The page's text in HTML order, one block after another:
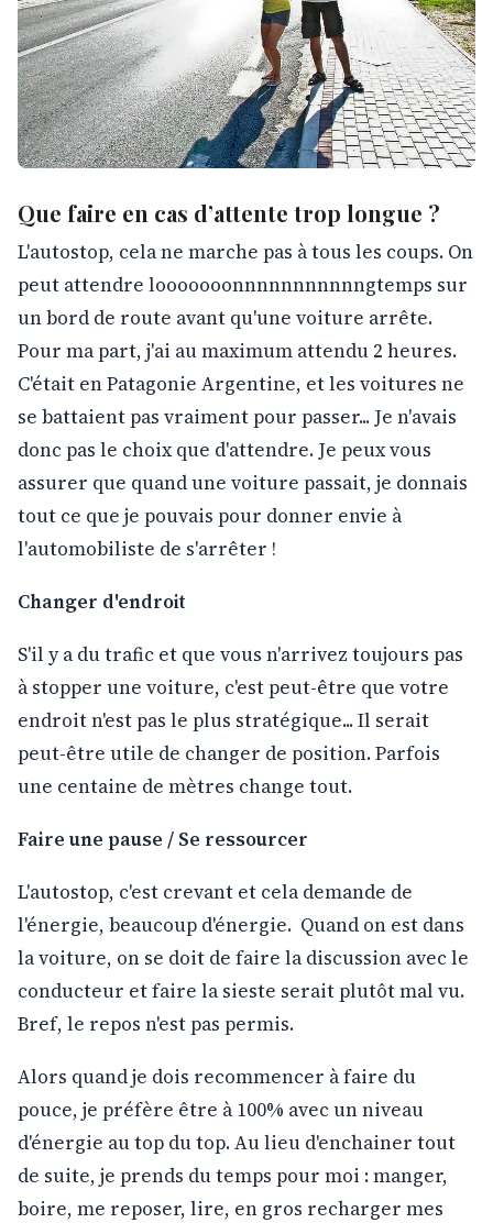
Que faire en cas d’attente trop longue ?
L'autostop, cela ne marche pas à tous les coups. On
peut attendre looooooonnnnnnnnnnngtemps sur
un bord de route avant qu'une voiture arrête.
Pour ma part, j'ai au maximum attendu 2 heures.
C'était en Patagonie Argentine, et les voitures ne
se battaient pas vraiment pour passer... Je n'avais
donc pas le choix que d'attendre. Je peux vous
assurer que quand une voiture passait, je donnais
tout ce que je pouvais pour donner envie à
l'automobiliste de s'arrêter !
Changer d'endroit
S'il y a du trafic et que vous n'arrivez toujours pas
à stopper une voiture, c'est peut-être que votre
endroit n'est pas le plus stratégique... Il serait
peut-être utile de changer de position. Parfois
une centaine de mètres change tout.
Faire une pause / Se ressourcer
L'autostop, c'est crevant et cela demande de
l'énergie, beaucoup d'énergie. Quand on est dans
la voiture, on se doit de faire la discussion avec le
conducteur et faire la sieste serait plutôt mal vu.
Bref, le repos n'est pas permis.
Alors quand je dois recommencer à faire du
pouce, je préfère être à 100% avec un niveau
d'énergie au top du top. Au lieu d'enchainer tout
de suite, je prends du temps pour moi : manger,
boire, me reposer, lire, en gros recharger mes